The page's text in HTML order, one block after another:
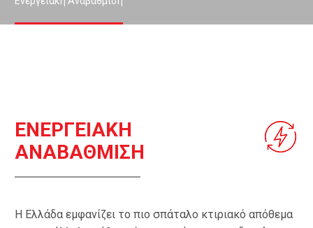
ΕΝΕΡΓΕΙΑΚΗ
ΑΝΑΒΑΘΜΙΣΗ
Η Ελλάδα εμφανίζει το πιο σπάταλο κτιριακό απόθεμα